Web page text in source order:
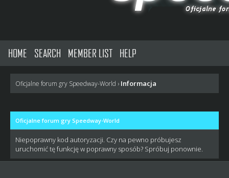
HOME SEARCH MEMBER LIST HELP
Oficjalne forum gry Speedway-World › Informacja
Oficjalne forum gry Speedway-World
Niepoprawny kod autoryzacji. Czy na pewno próbujesz
uruchomić tę funkcję w poprawny sposób? Spróbuj ponownie.